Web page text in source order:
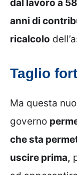
dal lavoro a
anni di
ricalcolo
Taglio
Ma questa
governo
che sta
uscire prima,